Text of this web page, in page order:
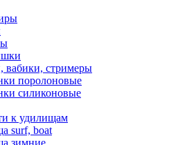
стримеры
поролоновые
силиконовые
к удилищам
surf, boat
зимние